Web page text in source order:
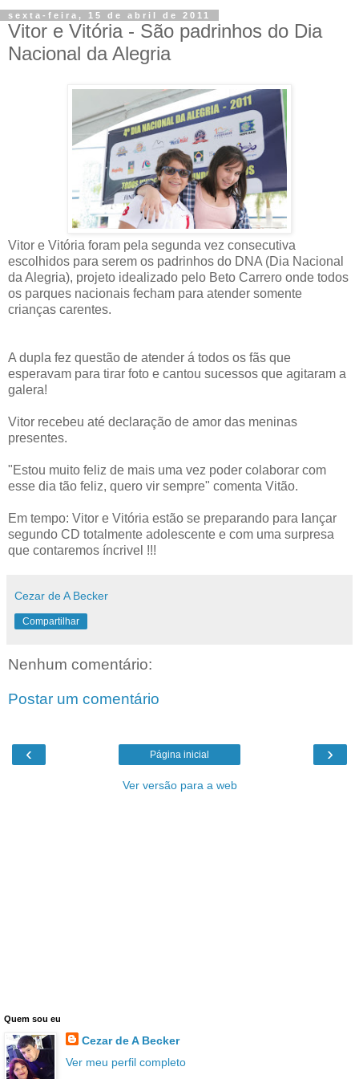
sexta-feira, 15 de abril de 2011
Vitor e Vitória - São padrinhos do Dia
Nacional da Alegria
Vitor e Vitória foram pela segunda vez consecutiva
escolhidos para serem os padrinhos do DNA (Dia Nacional
da Alegria), projeto idealizado pelo Beto Carrero onde todos
os parques nacionais fecham para atender somente
crianças carentes.
A dupla fez questão de atender á todos os fãs que
esperavam para tirar foto e cantou sucessos que agitaram a
galera!
Vitor recebeu até declaração de amor das meninas
presentes.
"Estou muito feliz de mais uma vez poder colaborar com
esse dia tão feliz, quero vir sempre" comenta Vitão.
Em tempo: Vitor e Vitória estão se preparando para lançar
segundo CD totalmente adolescente e com uma surpresa
que contaremos íncrivel !!!
Cezar de A Becker
Compartilhar
Nenhum comentário:
Postar um comentário
‹ ›
Página inicial
Ver versão para a web
Quem sou eu
Cezar de A Becker
Ver meu perfil completo